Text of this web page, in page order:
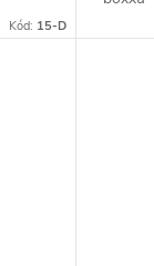
Kód: 15-D